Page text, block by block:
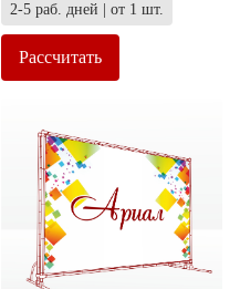
2-5 раб. дней | от 1 шт.
Рассчитать